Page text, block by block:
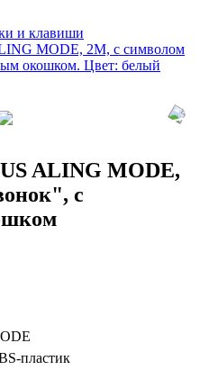
и клавиши
ALING MODE,
с
пластик